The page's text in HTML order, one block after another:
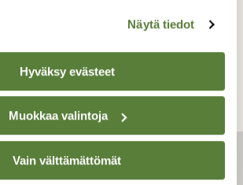
Näytä tiedot
Hyväksy evästeet
Muokkaa valintoja
Vain välttämättömät
TAKAISIN LISTAAN